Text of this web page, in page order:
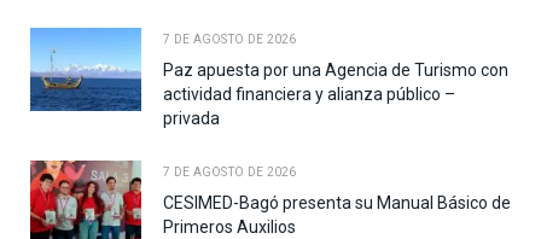
7 DE AGOSTO DE 2026
Paz apuesta por una Agencia de Turismo con
actividad financiera y alianza público –
privada
7 DE AGOSTO DE 2026
CESIMED-Bagó presenta su Manual Básico de
Primeros Auxilios